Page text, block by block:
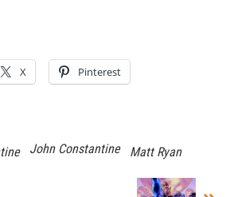
X Pinterest
John Constantine Matt Ryan